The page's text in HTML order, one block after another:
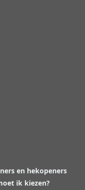
en hekopeners
ik kiezen?